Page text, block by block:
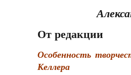
От редакции
Особенность
Келлера